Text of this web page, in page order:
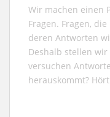
Wir machen einen
Fragen. Fragen,
deren Antworten
Deshalb stellen
versuchen
herauskommt?